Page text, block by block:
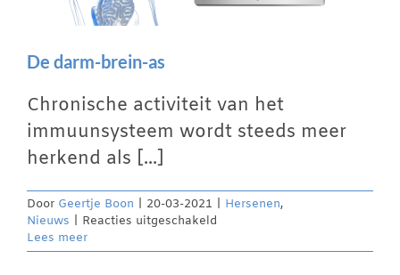
De darm-brein-as
Chronische activiteit van het
immuunsysteem wordt steeds meer
herkend als [...]
Door Geertje Boon 20-03-2021 Hersenen,
Nieuws
Reacties uitgeschakeldvoor
darm-
Lees meer